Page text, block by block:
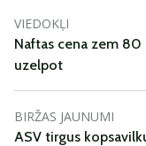
VIEDOKĻI
Naftas cena zem 80
uzelpot
BIRŽAS JAUNUMI
ASV tirgus